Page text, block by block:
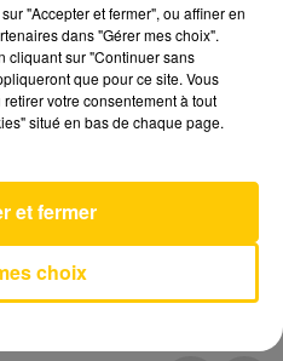
Safe
NIALL HORAN
"Accepter et fermer", ou affiner en
dans "Gérer mes choix".
cliquant sur "Continuer sans
que pour ce site. Vous
votre consentement à tout
situé en bas de chaque page.
choix
et fermer